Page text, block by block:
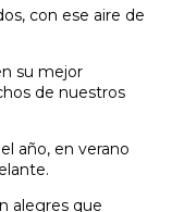
con ese aire de
su mejor
de nuestros
año, en verano
alegres que